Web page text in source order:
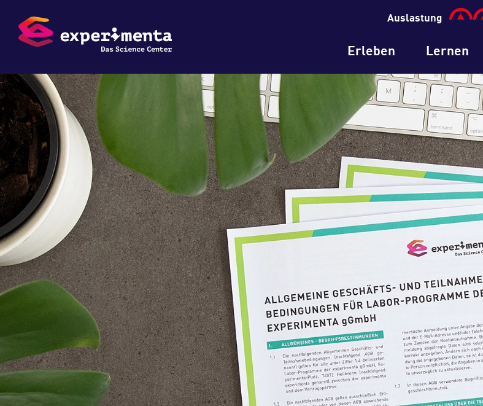
Auslastung
Erleben Lernen